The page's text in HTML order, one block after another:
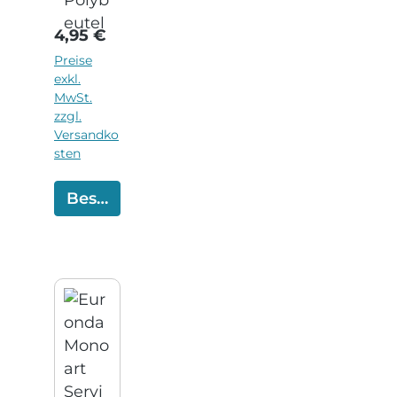
verstell
bar 45
cm
Regulärer Preis:
4,95 €
Preise
exkl.
MwSt.
zzgl.
Versandko
sten
Bestellen